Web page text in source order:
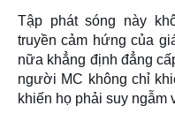
Tập phát sóng này
truyền cảm hứng của
nữa khẳng định đẳng
người MC không chỉ
khiến họ phải suy ngẫm